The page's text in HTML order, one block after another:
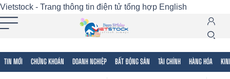
Vietstock - Trang thông tin điện tử tổng hợp English
TIN MỚI CHỨNG KHOÁN DOANH NGHIỆP BẤT ĐỘNG SẢN TÀI CHÍNH HÀNG HÓA
Tất cả Tính năng Ngành Mã chứng khoán